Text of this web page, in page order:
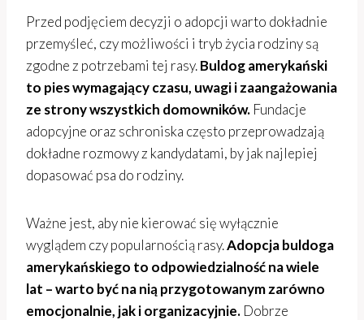
Przed podjęciem decyzji o adopcji warto dokładnie
przemyśleć, czy możliwości i tryb życia rodziny są
zgodne z potrzebami tej rasy.Buldog amerykański
to pies wymagający czasu, uwagi i zaangażowania
ze strony wszystkich domowników. Fundacje
adopcyjne oraz schroniska często przeprowadzają
dokładne rozmowy z kandydatami, by jak najlepiej
dopasować psa do rodziny.
Ważne jest, aby nie kierować się wyłącznie
wyglądem czy popularnością rasy.Adopcja buldoga
amerykańskiego to odpowiedzialność na wiele
lat – warto być na nią przygotowanym zarówno
emocjonalnie, jak i organizacyjnie. Dobrze